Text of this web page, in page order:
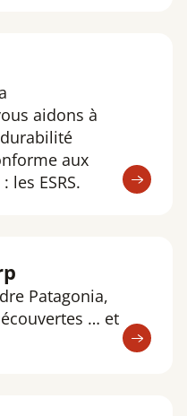
aidons à
aux
les ESRS.
Patagonia,
… et